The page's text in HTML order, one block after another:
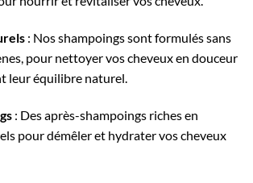
: Nos shampoings sont formulés sans
pour nettoyer vos cheveux en douceur
leur équilibre naturel.
: Des après-shampoings riches en
pour démêler et hydrater vos cheveux